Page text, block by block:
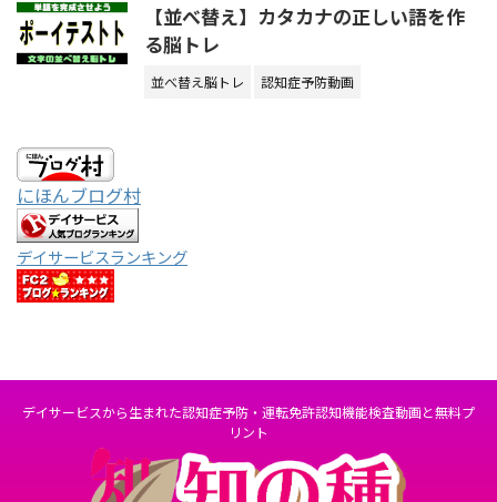
【並べ替え】カタカナの正しい語を作
る脳トレ
並べ替え脳トレ 認知症予防動画
にほんブログ村
デイサービスランキング
デイサービスから生まれた認知症予防・運転免許認知機能検査動画と無料プ
リント